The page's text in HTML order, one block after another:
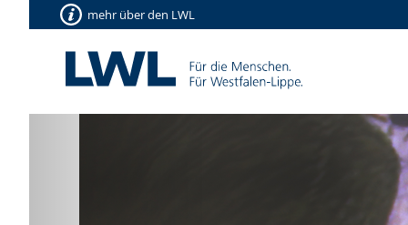
mehr über den LWL